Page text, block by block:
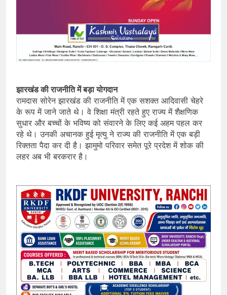
झारखंड की राजनीति में बड़ा योगदान
रामदास सोरेन झारखंड की राजनीति में एक सशक्त आदिवासी चेहरे
के रूप में जाने जाते थे। वे शिक्षा मंत्री रहते हुए राज्य में शैक्षणिक
सुधार और बच्चों के भविष्य को संवारने के लिए कई अहम पहल कर
रहे थे। उनकी अचानक हुई मृत्यु ने राज्य की राजनीति में एक बड़ी
रिक्तता पैदा कर दी है। झामुमो परिवार समेत पूरे प्रदेश में शोक की
लहर अब भी बरकरार है।